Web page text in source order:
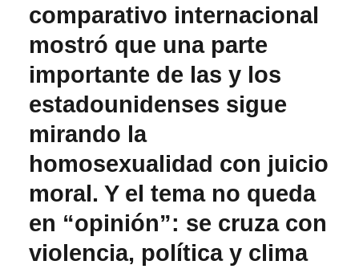
comparativo internacional
mostró que una parte
importante de las y los
estadounidenses sigue
mirando la
homosexualidad con juicio
moral. Y el tema no queda
en “opinión”: se cruza con
violencia, política y clima